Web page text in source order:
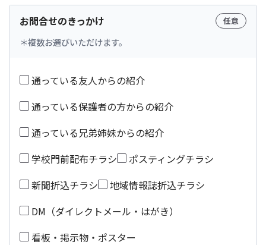
お問合せのきっかけ 任意
複数お選びいただけます。
通っている友人からの紹介
通っている保護者の方からの紹介
通っている兄弟姉妹からの紹介
学校門前配布チラシ
ポスティングチラシ
新聞折込チラシ
地域情報誌折込チラシ
DM（ダイレクトメール・はがき）
看板・掲示物・ポスター